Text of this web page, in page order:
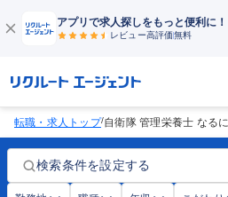
アプリで求人探しをもっと便利に！
レビュー高評価無料
転職・求人トップ/自衛隊 管理栄養士 なる
検索条件を設定する